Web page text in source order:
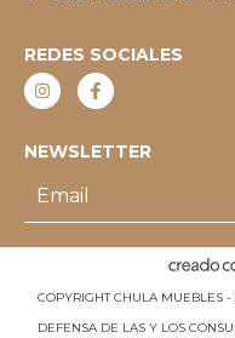
REDES SOCIALES
NEWSLETTER
COPYRIGHT CHULA MUEBLES -
DEFENSA DE LAS Y LOS